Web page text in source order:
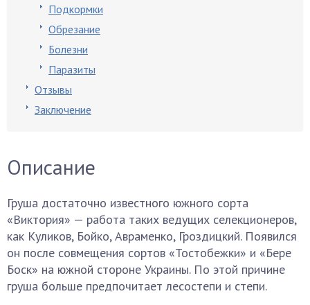
Подкормки
Обрезание
Болезни
Паразиты
Отзывы
Заключение
Описание
Груша достаточно известного южного сорта
«Виктория» — работа таких ведущих селекционеров,
как Куликов, Бойко, Авраменко, Гроздицкий. Появился
он после совмещения сортов «Тостобежки» и «Бере
Боск» на южной стороне Украины. По этой причине
груша больше предпочитает лесостепи и степи.